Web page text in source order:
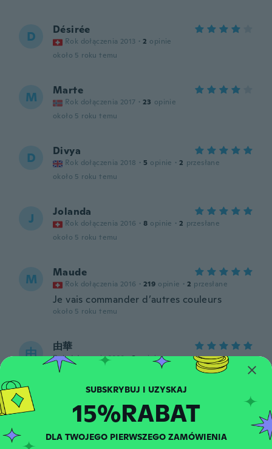
D Désirée
Rok dołączenia 2013 · 2 opinie
około 5 roku temu
M Marte
Rok dołączenia 2017 · 23 opinie
około 5 roku temu
D Divya
Rok dołączenia 2018 · 5 opinie · 2 przesłane
około 5 roku temu
J Jolanda
Rok dołączenia 2016 · 8 opinie · 2 przesłane
około 5 roku temu
M Maude
Rok dołączenia 2016 · 219 opinie · 2 przesłane
Je vais commander d’autres couleurs
około 5 roku temu
由 由華
Rok dołączenia 2020 · 3 opinie
około 5 roku temu
F Faith
Rok dołączenia 2017 · 5 opinie
15%RABAT
DLA TWOJEGO PIERWSZEGO ZAMÓWIENIA